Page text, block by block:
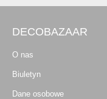
DECOBAZAAR
O nas
Biuletyn
Dane osobowe